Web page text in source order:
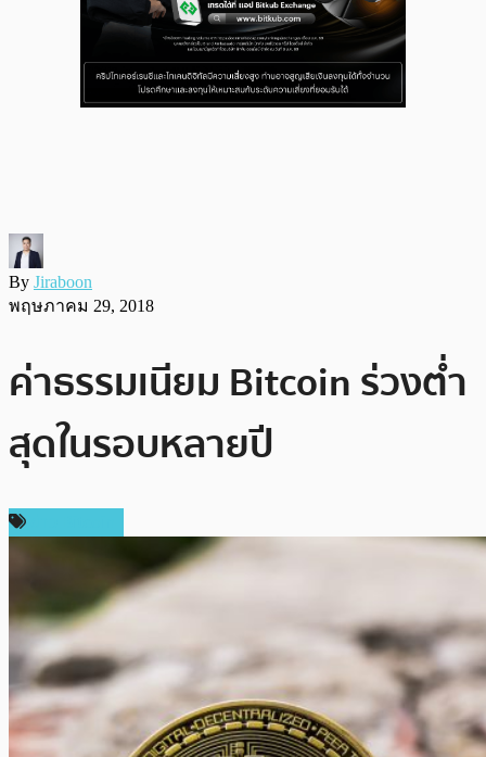
By Jiraboon
พฤษภาคม 29, 2018
ค่าธรรมเนียม Bitcoin ร่วงต่ำ
สุดในรอบหลายปี